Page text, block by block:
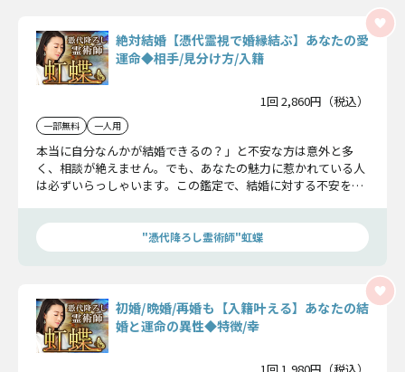
絶対結婚【憑代霊視で婚縁結ぶ】あなたの愛
運命◆相手/見分け方/入籍
1回 2,860円（税込）
一部無料 一人用
本当に自分なんかが結婚できるの？」と不安な方は意外と多
く、相談が絶えません。でも、あなたの魅力に惹かれている人
は必ずいらっしゃいます。この鑑定で、結婚に対する不安を解
"憑代降ろし霊術師"虹蝶
初婚/晩婚/再婚も【入籍叶える】あなたの結
婚と運命の異性◆特徴/幸